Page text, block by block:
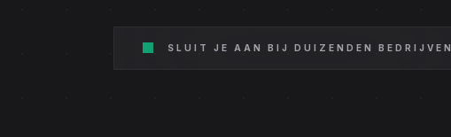
SLUIT JE AAN BIJ DUIZENDEN BEDRIJVEN